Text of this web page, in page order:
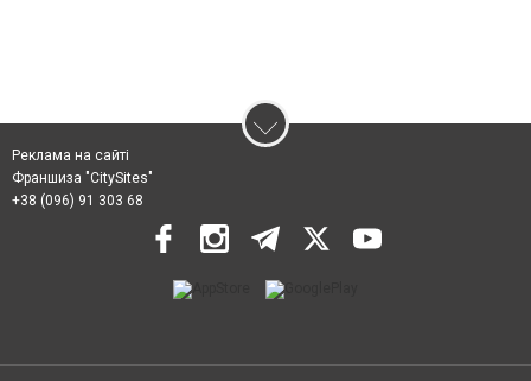
Реклама на сайті
Франшиза "CitySites"
+38 (096) 91 303 68